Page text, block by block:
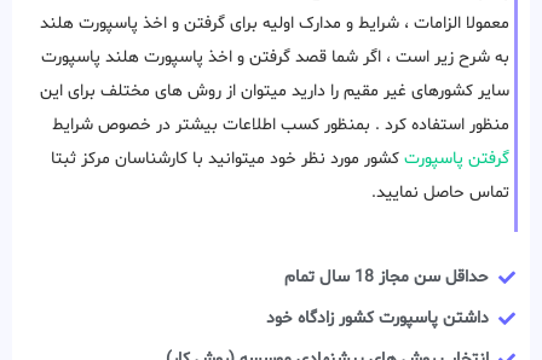
معمولا الزامات ، شرایط و مدارک اولیه برای گرفتن و اخذ پاسپورت هلند
به شرح زیر است ، اگر شما قصد گرفتن و اخذ پاسپورت هلند پاسپورت
سایر کشورهای غیر مقیم را دارید میتوان از روش های مختلف برای این
منظور استفاده کرد . بمنظور کسب اطلاعات بیشتر در خصوص شرایط
گرفتن پاسپورت کشور مورد نظر خود میتوانید با کارشناسان مرکز ثبتا
تماس حاصل نمایید.
حداقل سن مجاز 18 سال تمام
داشتن پاسپورت کشور زادگاه خود